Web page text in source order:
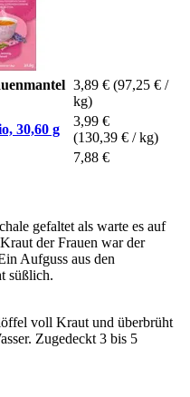
3,89 € (97,25 € /
kg)
30,60 g
3,99 €
(130,39 € / kg)
7,88 €
gefaltet als warte es auf
der Frauen war der
Aufguss aus den
süßlich.
voll Kraut und überbrüht
Zugedeckt 3 bis 5